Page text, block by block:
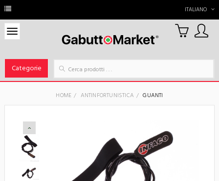
ITALIANO
Categorie
0
Carrello
HOME ANTINFORTUNISTICA GUANTI